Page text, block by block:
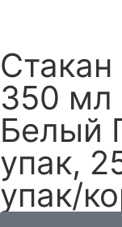
350 мл
Белый
упак,
упак/